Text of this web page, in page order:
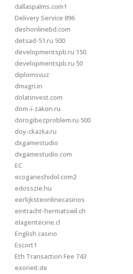
dallaspalms.com1
Delivery Service 896
deshonlinebd.com
detsad-51.ru 500
developmentspb.ru 150
developmentspb.ru 50
diplomsvuz
dmagri.in
dolatinvest.com
dom-i-zakon.ru
dorogibezproblem.ru 500
doy-ckazka.ru
dxgamestudio
dxgamestudio.com
EC
ecoganeshidol.com2
edosszie.hu
eerlijksteonlinecasinos
eintracht-hermatswil.ch
elagentecine.cl
English casino
Escort1
Eth Transaction Fee 743
exoneit.de